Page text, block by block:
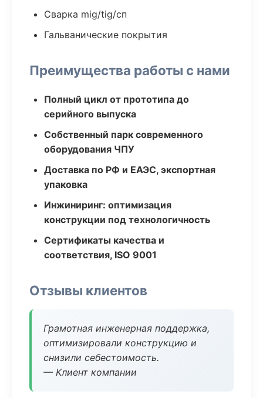
Сварка mig/tig/сп
Гальванические покрытия
Преимущества работы с нами
Полный цикл от прототипа до
серийного выпуска
Собственный парк современного
оборудования ЧПУ
Доставка по РФ и ЕАЭС, экспортная
упаковка
Инжиниринг: оптимизация
конструкции под технологичность
Сертификаты качества и
соответствия, ISO 9001
Отзывы клиентов
Грамотная инженерная поддержка,
оптимизировали конструкцию и
снизили себестоимость.
— Клиент компании